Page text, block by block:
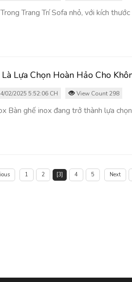
Trang Trí Sofa nhỏ, với kích
Lựa Chọn Hoàn Hảo Cho
02/2025 5:52:06 CH View Count 298
Bàn ghế inox đang trở thành lựa
1 2 [3] 4 5 Next